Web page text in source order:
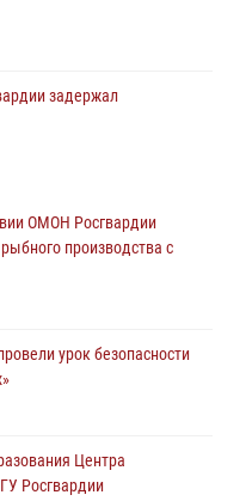
задержал
задержали
рядом с жилыми
обеспечили
- "Балтика"
обнаружил
ОМОН Росгвардии
производства с
урок безопасности
Центра
Росгвардии